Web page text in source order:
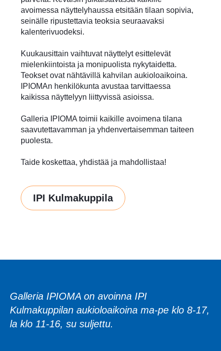
avoimessa näyttelyhaussa etsitään tilaan sopivia,
seinälle ripustettavia teoksia seuraavaksi
kalenterivuodeksi.
Kuukausittain vaihtuvat näyttelyt esittelevät
mielenkiintoista ja monipuolista nykytaidetta.
Teokset ovat nähtävillä kahvilan aukioloaikoina.
IPIOMAn henkilökunta avustaa tarvittaessa
kaikissa näyttelyyn liittyvissä asioissa.
Galleria IPIOMA toimii kaikille avoimena tilana
saavutettavamman ja yhdenvertaisemman taiteen
puolesta.
Taide koskettaa, yhdistää ja mahdollistaa!
IPI Kulmakuppila
Galleria IPIOMA on avoinna IPI
Kulmakuppilan aukioloaikoina ma-pe klo 8-17,
la klo 11-16, su suljettu.